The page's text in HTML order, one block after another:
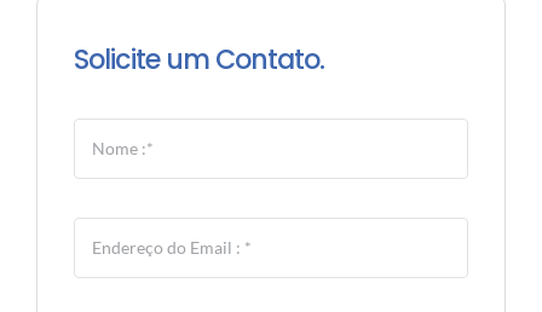
Solicite um Contato.